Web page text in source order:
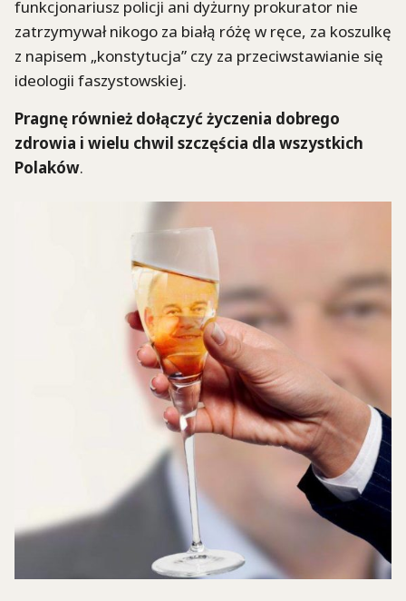
funkcjonariusz policji ani dyżurny prokurator nie
zatrzymywał nikogo za białą różę w ręce, za koszulkę
z napisem „konstytucja” czy za przeciwstawianie się
ideologii faszystowskiej.
Pragnę również dołączyć życzenia dobrego
zdrowia i wielu chwil szczęścia dla wszystkich
Polaków.